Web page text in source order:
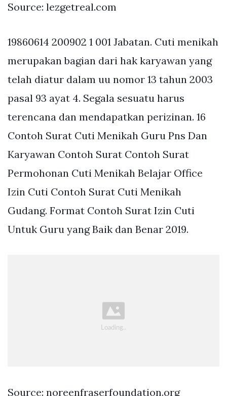
Source: lezgetreal.com
19860614 200902 1 001 Jabatan. Cuti menikah
merupakan bagian dari hak karyawan yang
telah diatur dalam uu nomor 13 tahun 2003
pasal 93 ayat 4. Segala sesuatu harus
terencana dan mendapatkan perizinan. 16
Contoh Surat Cuti Menikah Guru Pns Dan
Karyawan Contoh Surat Contoh Surat
Permohonan Cuti Menikah Belajar Office
Izin Cuti Contoh Surat Cuti Menikah
Gudang. Format Contoh Surat Izin Cuti
Untuk Guru yang Baik dan Benar 2019.
Source: noreenfraserfoundation.org